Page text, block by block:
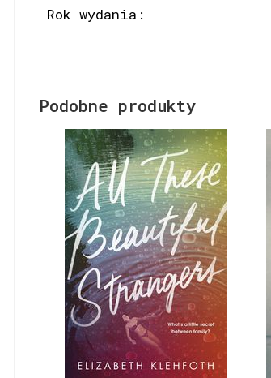
Rok wydania:
Podobne produkty